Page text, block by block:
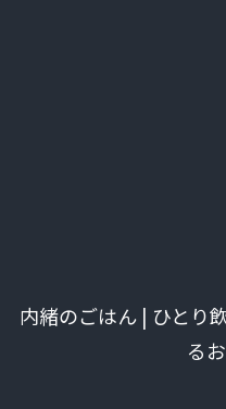
内緒のごはん | ひとり
る